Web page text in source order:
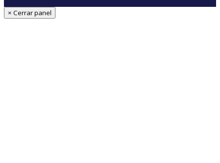
× Cerrar panel